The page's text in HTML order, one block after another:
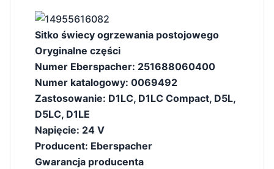
Sitko świecy ogrzewania postojowego
Oryginalne części
Numer Eberspacher: 251688060400
Numer katalogowy: 0069492
Zastosowanie: D1LC, D1LC Compact, D5L,
D5LC, D1LE
Napięcie: 24 V
Producent: Eberspacher
Gwarancja producenta